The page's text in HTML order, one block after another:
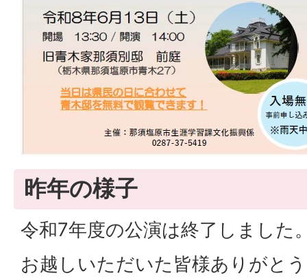
昨年の様子
令和7年度の公演は終了しました
お越しいただいた皆様ありがと